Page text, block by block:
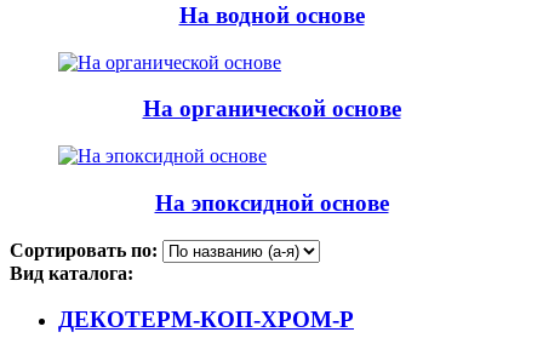
На водной основе
На органической основе
На эпоксидной основе
Сортировать по:
Вид каталога:
ДЕКОТЕРМ-КОП-ХРОМ-Р